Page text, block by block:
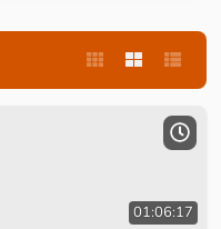
01:06:17